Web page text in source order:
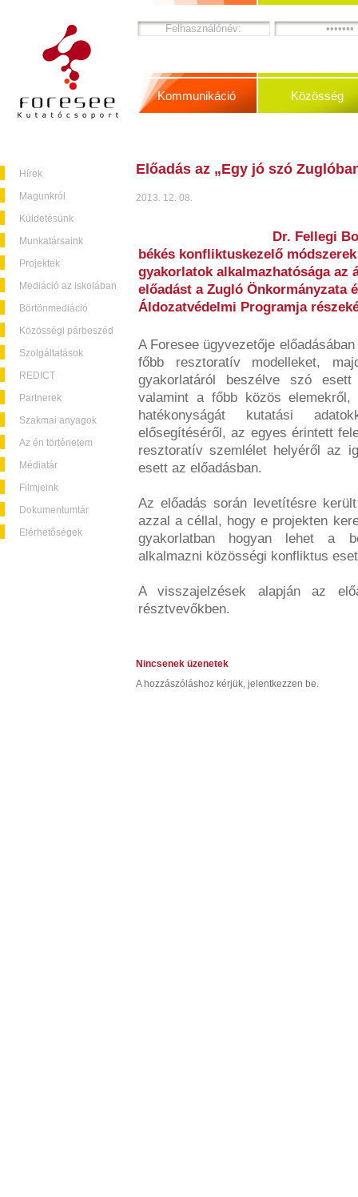
Hírek
Magunkról
Küldetésünk
Munkatársaink
Projektek
Mediáció az iskolában
Börtönmediáció
Közösségi párbeszéd
Szolgáltatások
REDICT
Partnerek
Szakmai anyagok
Az én történetem
Médiatár
Filmjeink
Dokumentumtár
Elérhetőségek
Kommunikáció Közösség
Előadás az „Egy jó szó
2013. 12. 08.
Dr. Fellegi
békés konfliktuskezelő
gyakorlatok alkalmazhatósága
előadást a Zugló Önkormányzata
Áldozatvédelmi Programja
A Foresee ügyvezetője
főbb resztoratív modelleket,
gyakorlatáról beszélve szó
valamint a főbb közös elemekről,
hatékonyságát kutatási
elősegítéséről, az egyes érintett
resztoratív szemlélet helyéről az
esett az előadásban.
Az előadás során levetítésre
azzal a céllal, hogy e projekten
gyakorlatban hogyan lehet a
alkalmazni közösségi konfliktus
A visszajelzések alapján az
résztvevőkben.
Nincsenek üzenetek
A hozzászóláshoz kérjük, jelentkezzen be.